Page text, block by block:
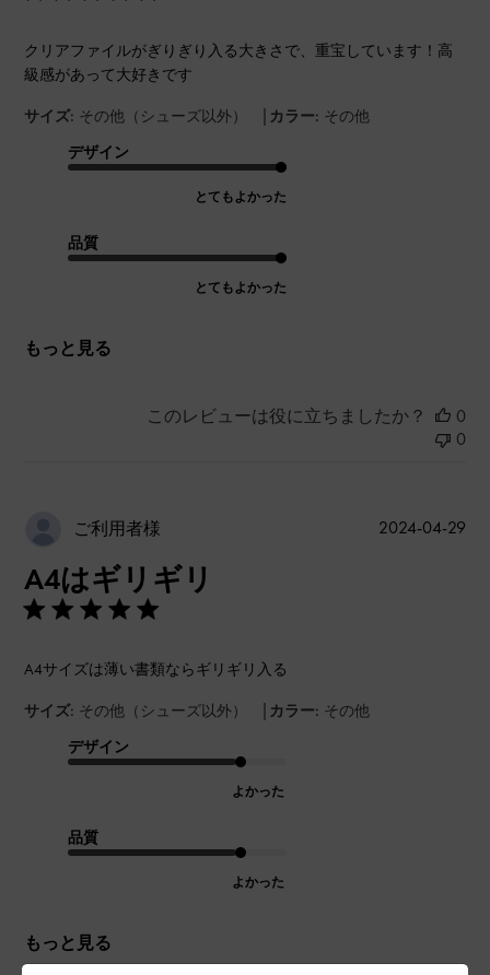
クリアファイルがぎりぎり入る大きさで、重宝しています！高
級感があって大好きです
サイズ: その他（シューズ以外） | カラー: その他
デザイン
とてもよかった
品質
とてもよかった
もっと見る
このレビューは役に立ちましたか？
0
0
ご利用者様
A4はギリギリ
A4サイズは薄い書類ならギリギリ入る
サイズ: その他（シューズ以外） | カラー: その他
デザイン
よかった
品質
よかった
もっと見る
公
2024-04-29